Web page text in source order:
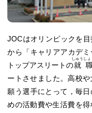
JOCはオリンピックを
から「キャリアアカデミ
トップアスリートの就
しゅうしょ
ートさせました。高校
願う選手にとって，毎
めの活動費や生活費を得